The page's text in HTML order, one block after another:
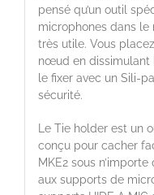
pensé qu’un outil
microphones dans
très utile. Vous
nœud en dissimulant
le fixer avec un Sili-
sécurité.
Le Tie holder est un
conçu pour cacher
MKE2 sous
aux supports de